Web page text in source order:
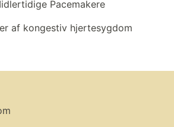
Pacemakere
af kongestiv hjertesygdom